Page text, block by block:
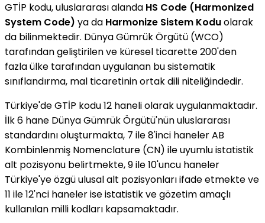
GTİP kodu, uluslararası alanda HS Code (Harmonized
System Code) ya da Harmonize Sistem Koduolarak
da bilinmektedir. Dünya Gümrük Örgütü (WCO)
tarafından geliştirilen ve küresel ticarette 200'den
fazla ülke tarafından uygulanan bu sistematik
sınıflandırma, mal ticaretinin ortak dili niteliğindedir.
Türkiye'de GTİP kodu 12 haneli olarak uygulanmaktadır.
İlk 6 hane Dünya Gümrük Örgütü'nün uluslararası
standardını oluşturmakta, 7 ile 8'inci haneler AB
Kombinlenmiş Nomenclature (CN) ile uyumlu istatistik
alt pozisyonu belirtmekte, 9 ile 10'uncu haneler
Türkiye'ye özgü ulusal alt pozisyonları ifade etmekte ve
11 ile 12'nci haneler ise istatistik ve gözetim amaçlı
kullanılan milli kodları kapsamaktadır.